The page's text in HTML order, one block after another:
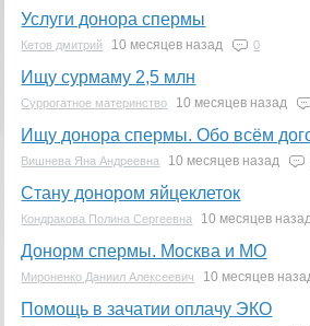
Услуги донора спермы
Кетов дмитрий 10 месяцев назад 0
Ищу сурмаму 2,5 млн
Суррогатное материнство 10 месяцев назад
Ищу донора спермы. Обо всём
Вишнева Яна Андреевна 10 месяцев назад
Стану донором яйцеклеток
Кондракова Полина Сергеевна 10 месяцев
Донорм спермы. Москва и МО
Мироненко Даниил Алексеевич 10 месяцев
Помощь в зачатии оплачу ЭКО